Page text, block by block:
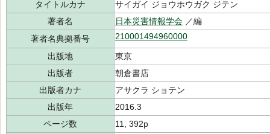
タイトルカナ
サイガイ ジョウホウガク ジテン
著者名
日本災害情報学会 ／編
著者名典拠番号
210001494960000
出版地
東京
出版者
朝倉書店
出版者カナ
アサクラ ショテン
出版年
2016.3
ページ数
11, 392p